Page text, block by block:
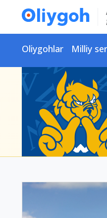
Oliygohlar Milliy